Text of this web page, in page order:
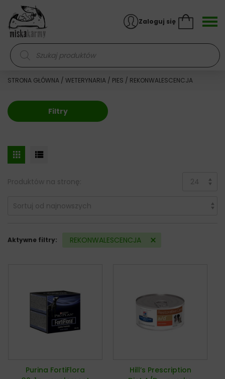
Skocz do treści
Wyszukiwarka produktów
Zaloguj się
STRONA GŁÓWNA / WETERYNARIA / PIES / REKONWALESCENCJA
Filtry
Produktów na stronę:
Aktywne filtry: REKONWALESCENCJA
Purina FortiFlora
Hill’s Prescription